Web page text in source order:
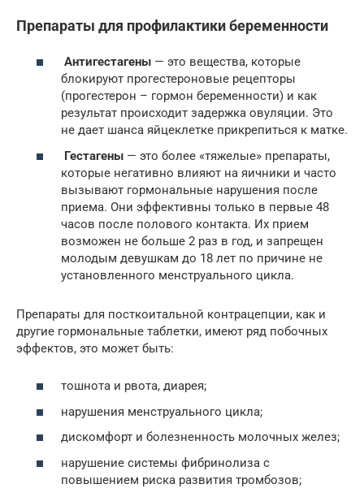
Препараты для профилактики беременности
Антигестагены — это вещества, которые
блокируют прогестероновые рецепторы
(прогестерон – гормон беременности) и как
результат происходит задержка овуляции. Это
не дает шанса яйцеклетке прикрепиться к матке.
Гестагены — это более «тяжелые» препараты,
которые негативно влияют на яичники и часто
вызывают гормональные нарушения после
приема. Они эффективны только в первые 48
часов после полового контакта. Их прием
возможен не больше 2 раз в год, и запрещен
молодым девушкам до 18 лет по причине не
установленного менструального цикла.
Препараты для посткоитальной контрацепции, как и
другие гормональные таблетки, имеют ряд побочных
эффектов, это может быть:
тошнота и рвота, диарея;
нарушения менструального цикла;
дискомфорт и болезненность молочных желез;
нарушение системы фибринолиза с
повышением риска развития тромбозов;